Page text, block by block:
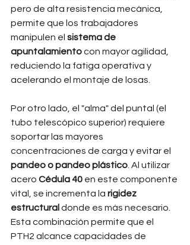
pero de alta resistencia mecánica,
permite que los trabajadores
manipulen el sistema de
apuntalamiento con mayor agilidad,
reduciendo la fatiga operativa y
acelerando el montaje de losas.
Por otro lado, el "alma" del puntal (el
tubo telescópico superior) requiere
soportar las mayores
concentraciones de carga y evitar el
pandeo o pandeo plástico . Al utilizar
acero Cédula 40 en este componente
vital, se incrementa la rigidez
estructural donde es más necesario.
Esta combinación permite que el
PTH2 alcance capacidades de